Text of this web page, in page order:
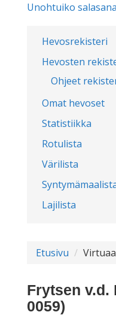
Hevosrekisteri
Hevosten
Ohjeet
Omat hevoset
Statistiikka
Rotulista
Värilista
Lajilista
Unohtuiko
Etusivu
Frytsen v.d.
0059)